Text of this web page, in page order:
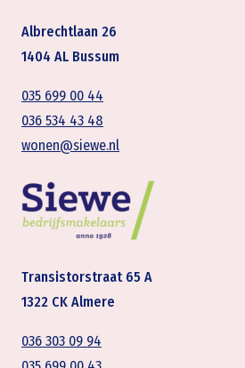
Albrechtlaan 26
1404 AL Bussum
035 699 00 44
036 534 43 48
wonen@siewe.nl
Transistorstraat 65 A
1322 CK Almere
036 303 09 94